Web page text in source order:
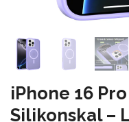
iPhone 16
Silikonskal –